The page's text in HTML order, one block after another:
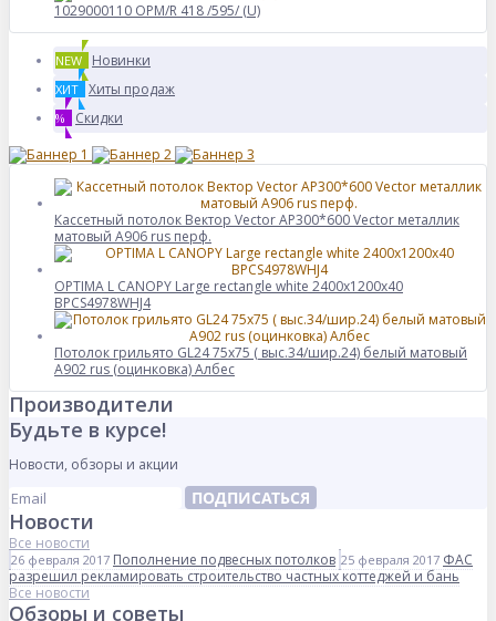
1029000110 OPM/R 418 /595/ (U)
NEW Новинки
ХИТ Хиты продаж
% Скидки
Кассетный потолок Вектор Vector AP300*600 Vector металлик
матовый А906 rus перф.
OPTIMA L CANOPY Large rectangle white 2400x1200x40
BPCS4978WHJ4
Потолок грильято GL24 75х75 ( выс.34/шир.24) белый матовый
А902 rus (оцинковка) Албес
Производители
Будьте в курсе!
Новости, обзоры и акции
ПОДПИСАТЬСЯ
Новости
Все новости
26 февраля 2017 Пополнение подвесных потолков 25 февраля 2017 ФАС
разрешил рекламировать строительство частных коттеджей и бань
Все новости
Обзоры и советы